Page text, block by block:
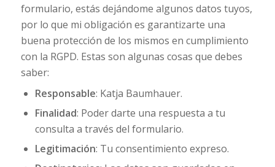
formulario, estás dejándome algunos datos tuyos,
por lo que mi obligación es garantizarte una
buena protección de los mismos en cumplimiento
con la RGPD. Estas son algunas cosas que debes
saber:
Responsable: ​Katja Baumhauer.
Finalidad: Poder darte una respuesta a tu
consulta a través del formulario.
Legitimación: ​Tu consentimiento ​expreso.